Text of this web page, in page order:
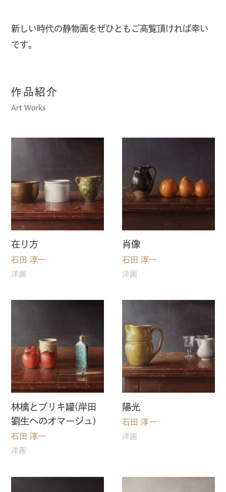
新しい時代の静物画をぜひともご高覧頂ければ幸い
です。
作品紹介
Art Works
在り方
石田 淳一
洋画
肖像
石田 淳一
洋画
林檎とブリキ罐(岸田
劉生へのオマージュ)
石田 淳一
洋画
陽光
石田 淳一
洋画